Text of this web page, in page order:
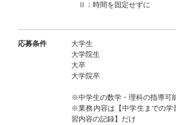
Ⅱ：時間を固定せずに
応募条件
大学生
大学院生
大卒
大学院卒
※中学生の数学・理科の指導可
※業務内容は【中学生までの学
習内容の記録】だけ